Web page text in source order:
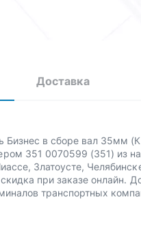
Доставка
Бизнес в сборе вал 35мм
351 0070599 (351) из
Златоусте,
при заказе онлайн.
транспортных